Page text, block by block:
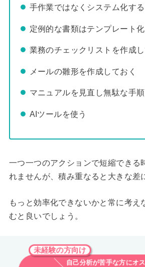
手作業ではなくシステム化する
定例的な書類はテンプレート化
業務のチェックリストを作成し
メールの雛形を作成しておく
マニュアルを見直し無駄な手
AIツールを使う
一つ一つのアクションで短縮できる
れませんが、積み重なると大きな差
もっと効率化できないかと常に考え
むと良いでしょう。
未経験の方向け
自己分析が苦手な方にオ